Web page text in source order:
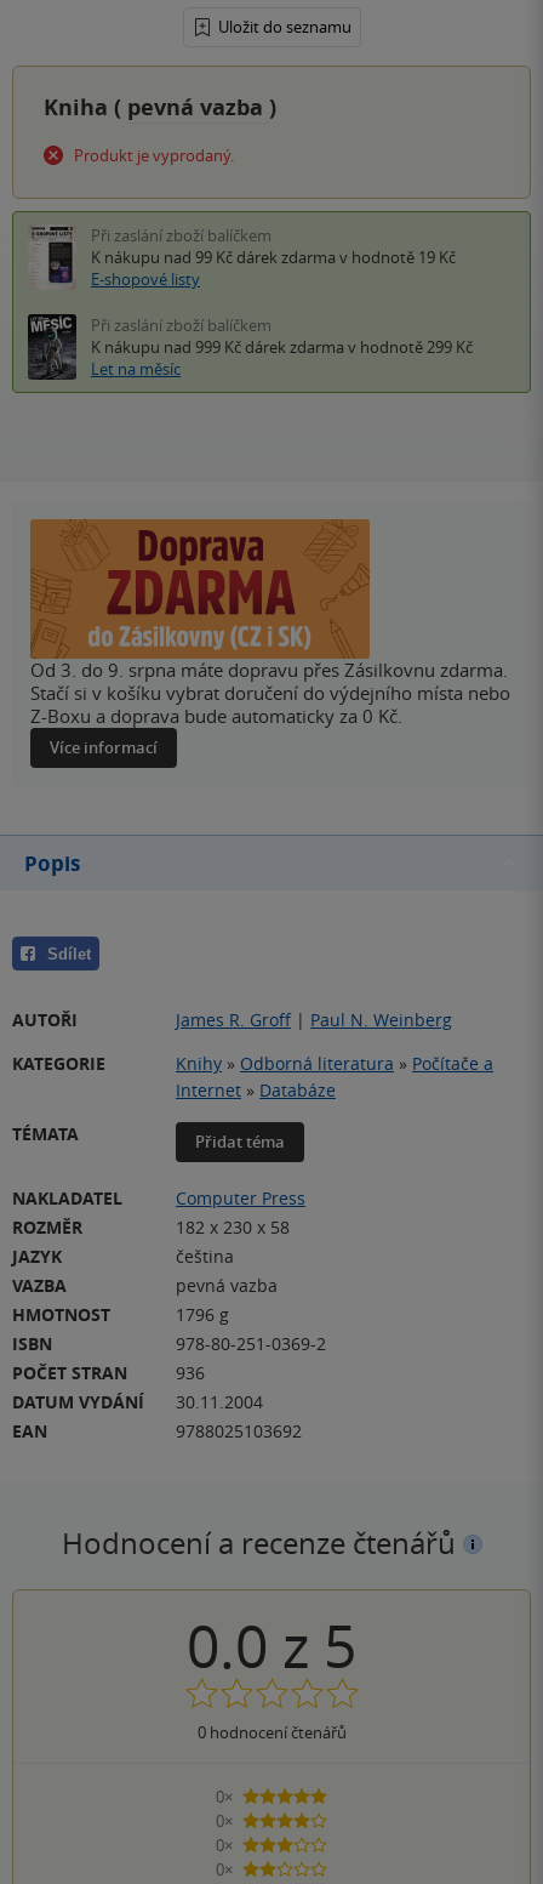
Uložit do seznamu
Kniha ( pevná vazba )
Produkt je vyprodaný.
Při zaslání zboží balíčkem
K nákupu nad 99 Kč dárek zdarma v hodnotě 19 Kč
E-shopové listy
Při zaslání zboží balíčkem
K nákupu nad 999 Kč dárek zdarma v hodnotě 299 Kč
Let na měsíc
Od 3. do 9. srpna máte dopravu přes Zásilkovnu zdarma.
Stačí si v košíku vybrat doručení do výdejního místa nebo
Z-Boxu a doprava bude automaticky za 0 Kč.
Více informací
Popis
Sdílet
AUTOŘI James R. Groff | Paul N. Weinberg
KATEGORIE
Knihy » Odborná literatura » Počítače a
Internet » Databáze
TÉMATA
Přidat téma
NAKLADATEL
Computer Press
ROZMĚR
182 x 230 x 58
JAZYK
čeština
VAZBA
pevná vazba
HMOTNOST
1796 g
ISBN
978-80-251-0369-2
POČET STRAN
936
DATUM VYDÁNÍ
30.11.2004
EAN
9788025103692
Hodnocení a recenze čtenářů
0.0 z 5
0hodnocení čtenářů
0×
5 hvězdiček
0×
4 hvězdičky
0×
3 hvězdičky
0×
2 hvězdičky